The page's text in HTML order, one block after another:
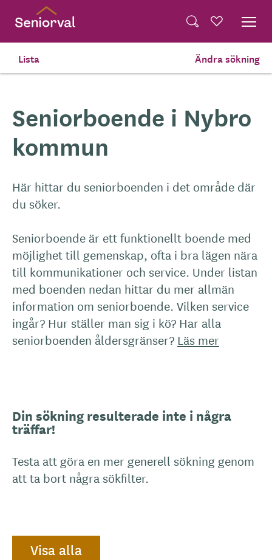
Hem
Seniorboende i Nybro
kommun
Här hittar du seniorboenden i det område där
du söker.
Seniorboende är ett funktionellt boende med
möjlighet till gemenskap, ofta i bra lägen nära
till kommunikationer och service. Under listan
med boenden nedan hittar du mer allmän
information om seniorboende. Vilken service
ingår? Hur ställer man sig i kö? Har alla
seniorboenden åldersgränser? Läs mer
Lista Ändra sökning
Din sökning resulterade inte i några
träffar!
Testa att göra en mer generell sökning genom
att ta bort några sökfilter.
Visa alla
Translate